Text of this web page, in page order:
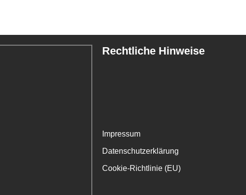
Rechtliche Hinweise
Impressum
Datenschutzerklärung
Cookie-Richtlinie (EU)